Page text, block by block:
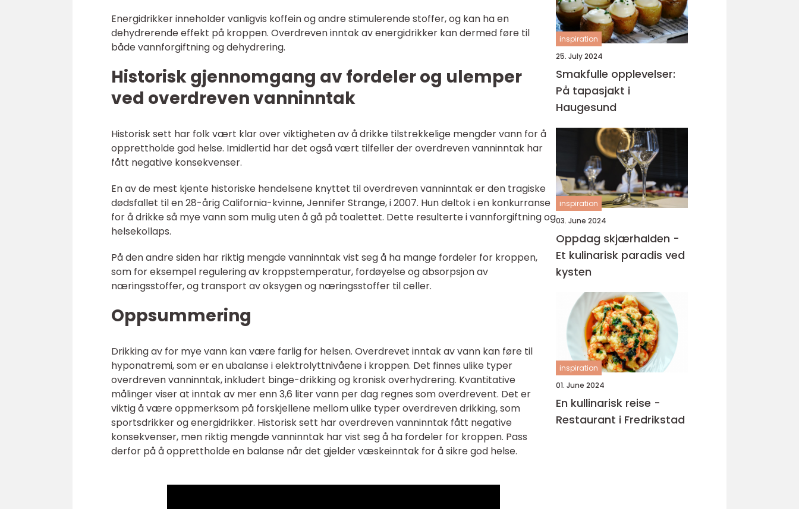
Energidrikker inneholder vanligvis koffein og andre stimulerende stoffer, og kan ha en
dehydrerende effekt på kroppen. Overdreven inntak av energidrikker kan dermed føre til
både vannforgiftning og dehydrering.
Historisk gjennomgang av fordeler og ulemper
ved overdreven vanninntak
Historisk sett har folk vært klar over viktigheten av å drikke tilstrekkelige mengder vann for å
opprettholde god helse. Imidlertid har det også vært tilfeller der overdreven vanninntak har
fått negative konsekvenser.
En av de mest kjente historiske hendelsene knyttet til overdreven vanninntak er den tragiske
dødsfallet til en 28-årig California-kvinne, Jennifer Strange, i 2007. Hun deltok i en konkurranse
for å drikke så mye vann som mulig uten å gå på toalettet. Dette resulterte i vannforgiftning og
helsekollaps.
På den andre siden har riktig mengde vanninntak vist seg å ha mange fordeler for kroppen,
som for eksempel regulering av kroppstemperatur, fordøyelse og absorpsjon av
næringsstoffer, og transport av oksygen og næringsstoffer til celler.
Oppsummering
Drikking av for mye vann kan være farlig for helsen. Overdrevet inntak av vann kan føre til
hyponatremi, som er en ubalanse i elektrolyttnivåene i kroppen. Det finnes ulike typer
overdreven vanninntak, inkludert binge-drikking og kronisk overhydrering. Kvantitative
målinger viser at inntak av mer enn 3,6 liter vann per dag regnes som overdrevent. Det er
viktig å være oppmerksom på forskjellene mellom ulike typer overdreven drikking, som
sportsdrikker og energidrikker. Historisk sett har overdreven vanninntak fått negative
konsekvenser, men riktig mengde vanninntak har vist seg å ha fordeler for kroppen. Pass
derfor på å opprettholde en balanse når det gjelder væskeinntak for å sikre god helse.
inspiration
25. July 2024
Smakfulle opplevelser:
På tapasjakt i
Haugesund
inspiration
03. June 2024
Oppdag skjærhalden -
Et kulinarisk paradis ved
kysten
inspiration
01. June 2024
En kullinarisk reise -
Restaurant i Fredrikstad